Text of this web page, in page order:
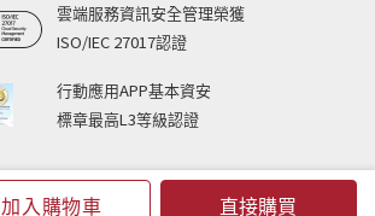
加入購物車 直接購買
雲端服務資訊安全管理榮獲
ISO/IEC 27017認證
行動應用APP基本資安
標章最高L3等級認證